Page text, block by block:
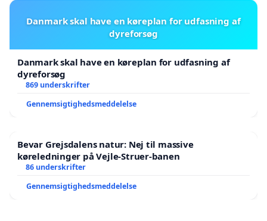
Danmark skal have en køreplan for udfasning af
dyreforsøg
Danmark skal have en køreplan for udfasning af
dyreforsøg
869 underskrifter
Gennemsigtighedsmeddelelse
Bevar Grejsdalens natur: Nej til massive
køreledninger på Vejle-Struer-banen
86 underskrifter
Gennemsigtighedsmeddelelse